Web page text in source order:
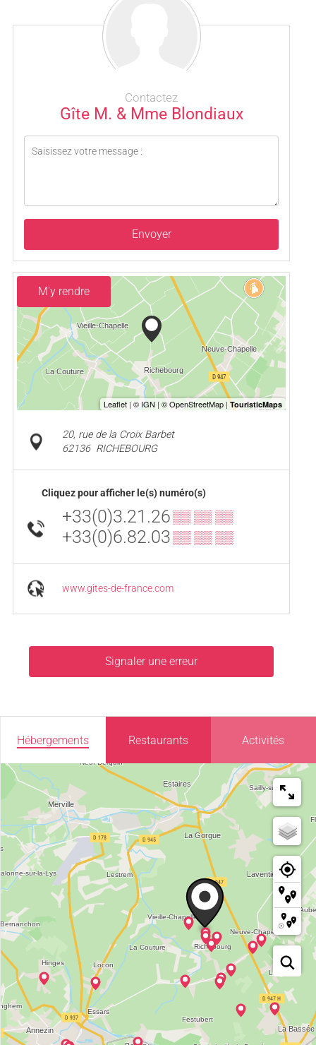
Contactez
Gîte M. & Mme Blondiaux
Envoyer
M'y rendre
20, rue de la Croix Barbet
62136 RICHEBOURG
Cliquez pour afficher le(s) numéro(s)
+33(0)3.21.26▒▒ ▒▒ ▒▒
+33(0)6.82.03▒▒ ▒▒ ▒▒
www.gites-de-france.com
Signaler une erreur
Hébergements Restaurants Activités